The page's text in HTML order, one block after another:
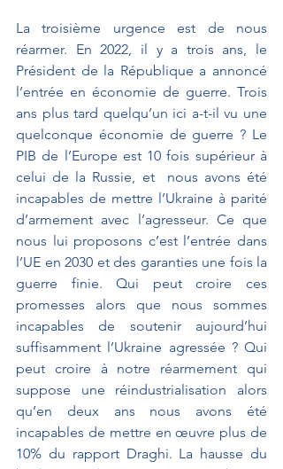
La troisième urgence est de nous
réarmer. En 2022, il y a trois ans, le
Président de la République a annoncé
l’entrée en économie de guerre. Trois
ans plus tard quelqu’un ici a-t-il vu une
quelconque économie de guerre ? Le
PIB de l’Europe est 10 fois supérieur à
celui de la Russie, et  nous avons été
incapables de mettre l’Ukraine à parité
d’armement avec l’agresseur. Ce que
nous lui proposons c’est l’entrée dans
l’UE en 2030 et des garanties une fois la
guerre finie. Qui peut croire ces
promesses alors que nous sommes
incapables de soutenir aujourd’hui
suffisamment l’Ukraine agressée ? Qui
peut croire à notre réarmement qui
suppose une réindustrialisation alors
qu’en deux ans nous avons été
incapables de mettre en œuvre plus de
10% du rapport Draghi. La hausse du